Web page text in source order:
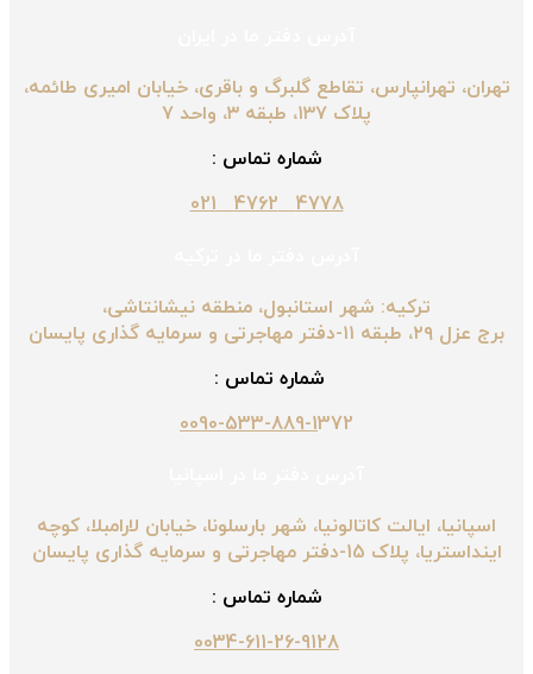
تهران، تهرانپارس، تقاطع گلبرگ و باقری، خیابان امیری طائمه،
پلاک ۱۳۷، طبقه ۳، واحد ۷
شماره تماس :
4778 4762 021
ترکیه: شهر استانبول، منطقه نیشانتاشی،
برج عزل ۲۹، طبقه ۱۱-دفتر مهاجرتی و سرمایه گذاری پایسان
شماره تماس :
0090-533-889-1372
اسپانیا، ایالت کاتالونیا، شهر بارسلونا، خیابان لارامبلا، کوچه
اینداستریا، پلاک 15-دفتر مهاجرتی و سرمایه گذاری پایسان
شماره تماس :
0034-611-26-9128